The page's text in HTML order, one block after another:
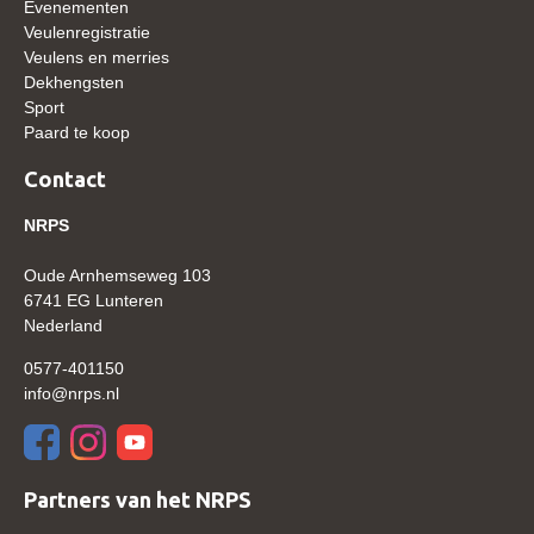
Dekhengsten
HENGSTEN ONLINE
Hengstenselectie
AANMELDEN HENGSTENKEURING ONDER HET
ZADEL 2026
Verrichtingsonderzoek NRPS
Verrichtingsonderzoek 2025-2026
Verrichtingsonderzoek 2023-2024
Verrichtingsonderzoek 2022-2023
Evenementen
Veulenregistratie
Veulens en merries
Dekhengsten
Sport
Paard te koop
Contact
NRPS
Oude Arnhemseweg 103
6741 EG Lunteren
Nederland
0577-401150
info@nrps.nl
Partners van het NRPS